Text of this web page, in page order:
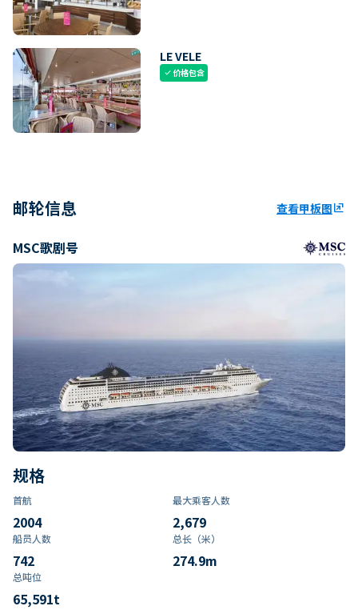
LE VELE
check价格包含
邮轮信息 查看甲板图ungroup
MSC歌剧号
规格
首航
2004
最大乘客人数
2,679
船员人数
742
总长（米）
274.9m
总吨位
65,591t